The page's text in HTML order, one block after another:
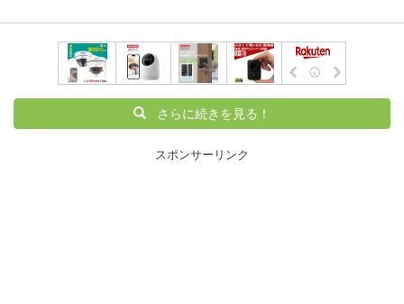
さらに続きを見る！
スポンサーリンク